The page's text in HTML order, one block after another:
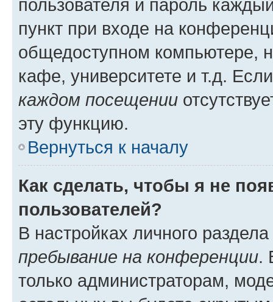
пользователя и пароль
пункт при входе на
общедоступном компьютере,
кафе, университете и т.д.
каждом посещении
эту функцию.
Вернуться к началу
Как сделать, чтобы я не
пользователей?
В настройках личного
пребывание на конференции.
только администраторам,